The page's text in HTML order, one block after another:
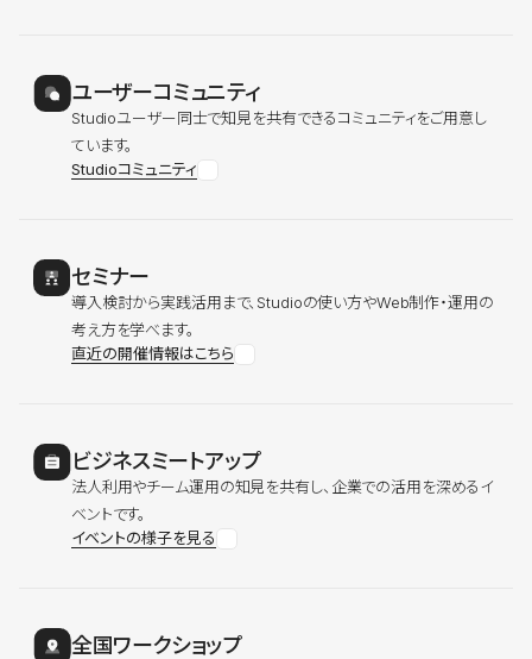
ユーザーコミュニティ
Studioユーザー同士で知見を共有できるコミュニティをご用意し
ています。
Studioコミュニティ
セミナー
導入検討から実践活用まで、Studioの使い方やWeb制作・運用の
考え方を学べます。
直近の開催情報はこちら
ビジネスミートアップ
法人利用やチーム運用の知見を共有し、企業での活用を深めるイ
ベントです。
イベントの様子を見る
全国ワークショップ